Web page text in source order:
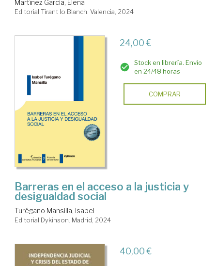
Martínez García, Elena
Editorial Tirant lo Blanch. Valencia, 2024
24,00 €
Stock en librería. Envío
en 24/48 horas
COMPRAR
Barreras en el acceso a la justicia y
desigualdad social
Turégano Mansilla, Isabel
Editorial Dykinson. Madrid, 2024
40,00 €